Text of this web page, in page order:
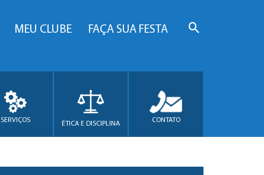
MEU CLUBE FAÇA SUA FESTA
SERVIÇOS ÉTICA E DISCIPLINA CONTATO